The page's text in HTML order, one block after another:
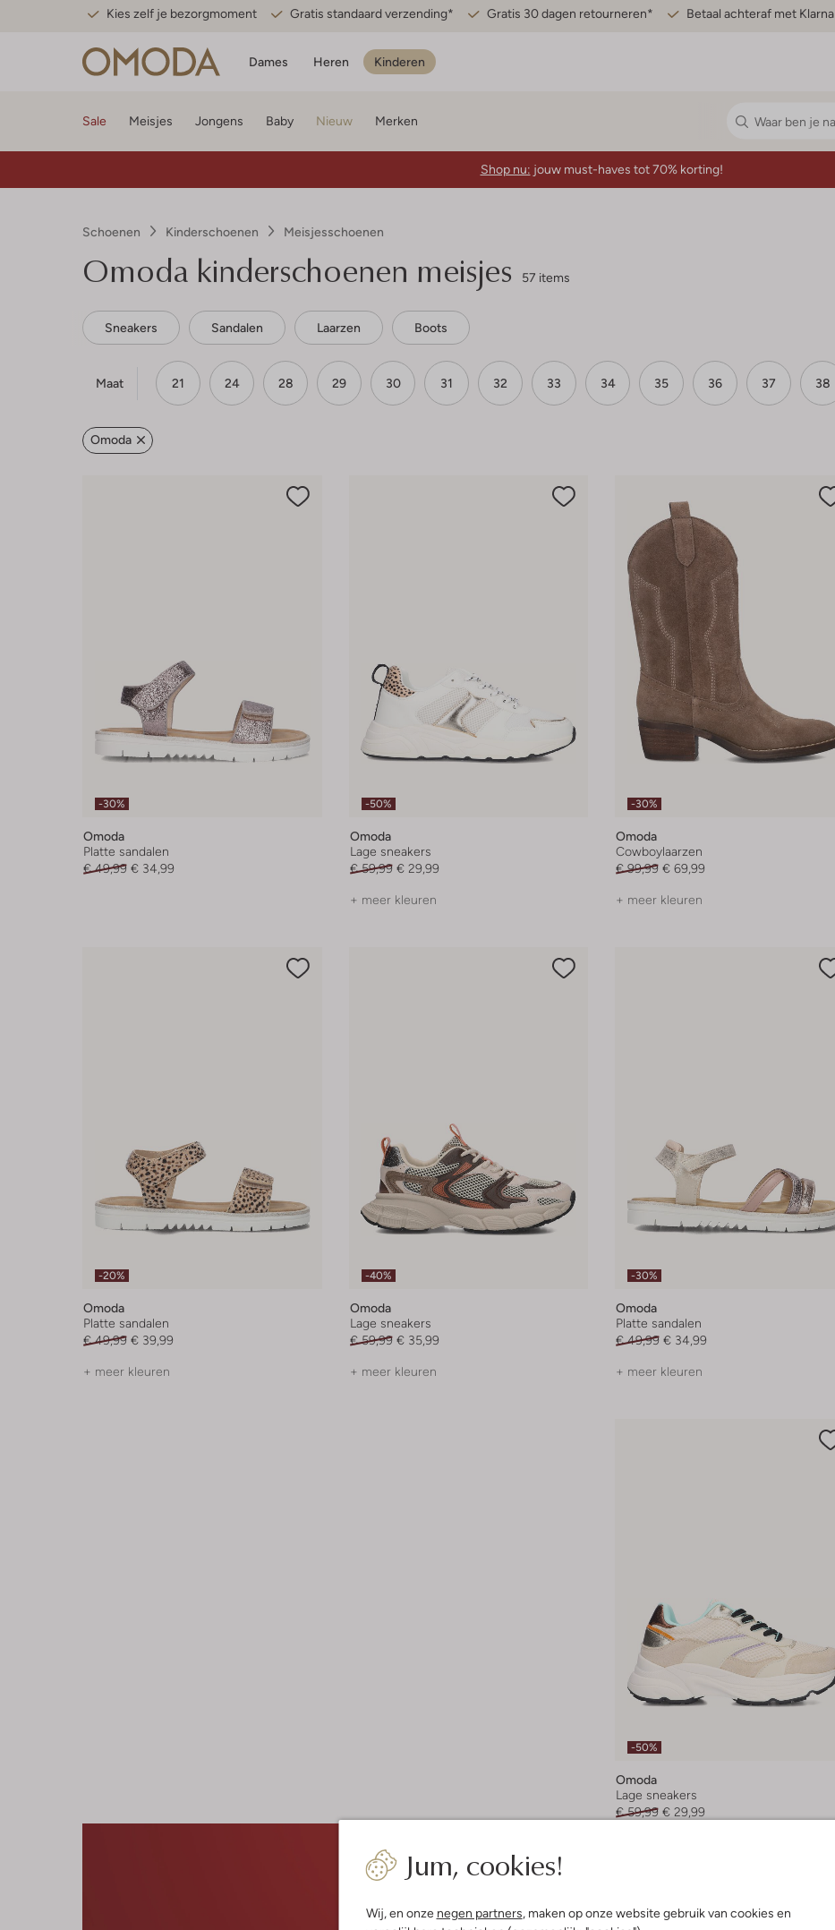
Kies zelf je bezorgmoment Gratis standaard verzending* Gratis 30 dagen retourneren* Betaal achteraf met Klarna
Dames Heren Kinderen
Jum, cookies!
Wij, en onze negen partners, maken op onze website gebruik van cookies en
Sale Meisjes Jongens Baby Nieuw Merken
Shop nu: jouw must-haves tot 70% korting!
Schoenen Kinderschoenen Meisjesschoenen
Omoda kinderschoenen meisjes 57 items
Sneakers Sandalen Laarzen Boots
Maat 21 24 28 29 30 31 32 33 34 35 36 37 38
Omoda
-30%
Omoda
Platte sandalen
€ 49,99 € 34,99
-50%
Omoda
Lage sneakers
€ 59,99 € 29,99
+ meer kleuren
-30%
Omoda
Cowboylaarzen
€ 99,99 € 69,99
+ meer kleuren
-20%
Omoda
Platte sandalen
€ 49,99 € 39,99
+ meer kleuren
-40%
Omoda
Lage sneakers
€ 59,99 € 35,99
+ meer kleuren
-30%
Omoda
Platte sandalen
€ 49,99 € 34,99
+ meer kleuren
-50%
Omoda
Lage sneakers
€ 59,99 € 29,99